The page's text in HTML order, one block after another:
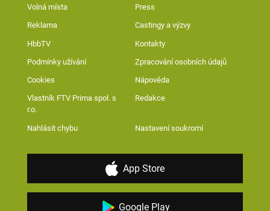
Volná místa Press
Reklama Castingy a výzvy
HbbTV Kontakty
Podmínky užívání Zpracování osobních údajů
Cookies Nápověda
Vlastník FTV Prima spol. s
r.o.
Redakce
Nahlásit chybu Nastavení soukromí
App Store
Google Play